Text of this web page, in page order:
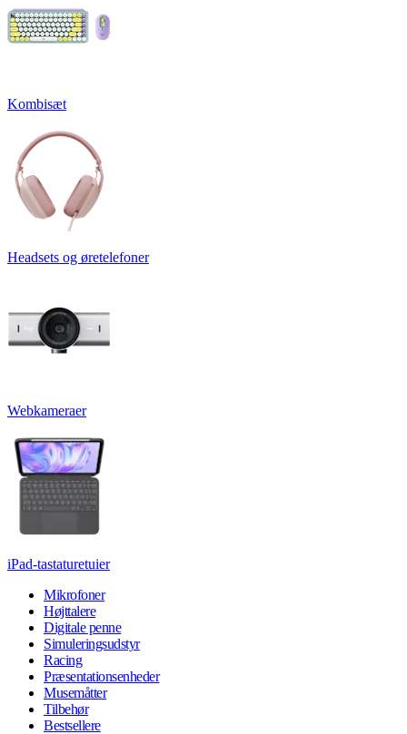
Kombisæt
Headsets og øretelefoner
Webkameraer
iPad-tastaturetuier
Mikrofoner
Højttalere
Digitale penne
Simuleringsudstyr
Racing
Præsentationsenheder
Musemåtter
Tilbehør
Bestsellere